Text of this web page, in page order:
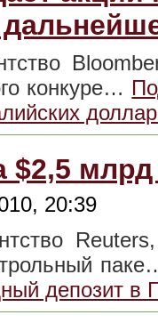
конкуре…
$2,5
20:39
депозит в